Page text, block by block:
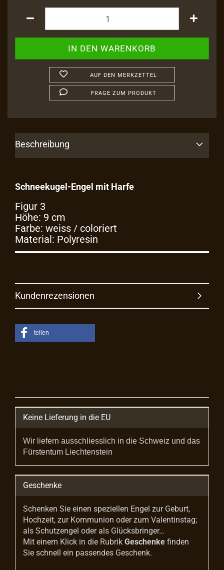
AUF DEN MERKZETTEL
FRAGE ZUM PRODUKT
Beschreibung
Schneekugel-Engel mit Harfe
Figur 3
Höhe: 9 cm
Farbe: weiss / coloriert
Material: Polyresin
Kundenrezensionen
teilen
Keine Lieferung in die EU
Wir liefern ausschliesslich in die Schweiz und das
Fürstentum Liechtenstein
Geschenke
Schenken Sie einen speziellen Engel zur Geburt,
Hochzeit, zur Kommunion oder zum Valentinstag;
als Schutzengel oder als Glücksbringer…
Mit einem Klick in die Rubrik Geschenke finden
Sie schnell ein passendes Geschenk.